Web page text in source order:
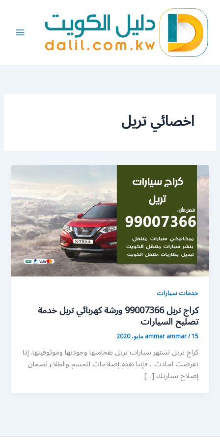
المحتوى
اخصائي تريل
خدمات سيارات
كراج تريل 99007366 ورشة كهربائي تريل خدمة
تصليح السيارات
ammar ammar/15 مايو، 2020
كراج تريل تشتهر سيارات تريل بفخامتها وجودتها وموثوقيتها. إذا
تعرضت لحادث ، فإننا نقدم إصلاحات للجسم والطلاء لضمان
إصلاح سيارتك […]